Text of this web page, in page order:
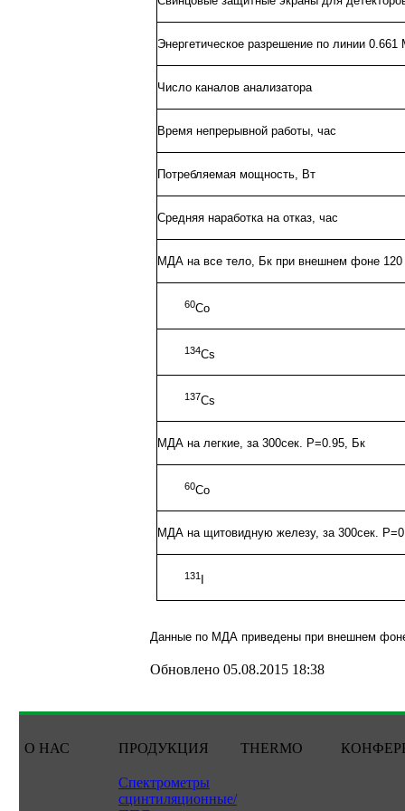
Энергетическое разрешение по линии
Число каналов анализатора
Время непрерывной работы, час
Потребляемая мощность, Вт
Средняя наработка на отказ, час
МДА на все тело, Бк при внешнем фоне 120
60Co
134Cs
137Cs
МДА на легкие, за 300сек. Р=0.95, Бк
60Co
МДА на щитовидную железу, за 300сек.
131
Данные по МДА приведены при внешнем
Обновлено 05.08.2015 18:38
О НАС ПРОДУКЦИЯ THERMO
Спектрометры
сцинтиляционные/